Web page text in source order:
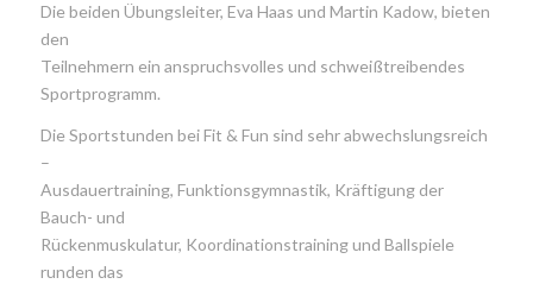
Die beiden Übungsleiter, Eva Haas und Martin Kadow, bieten
den
Teilnehmern ein anspruchsvolles und schweißtreibendes
Sportprogramm.
Die Sportstunden bei Fit & Fun sind sehr abwechslungsreich
–
Ausdauertraining, Funktionsgymnastik, Kräftigung der
Bauch- und
Rückenmuskulatur, Koordinationstraining und Ballspiele
runden das